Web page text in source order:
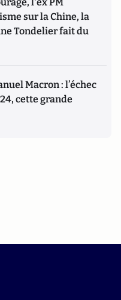
sur la Chine, la
Tondelier fait du
Macron : l’échec
cette grande